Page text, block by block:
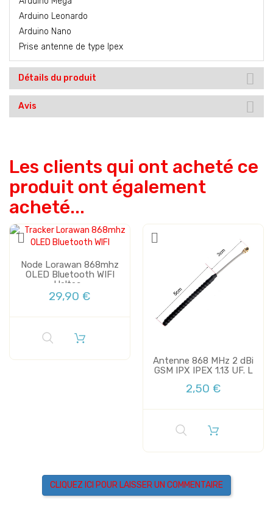
Arduino Leonardo
Arduino Nano
Prise antenne de type Ipex
Détails du produit
Avis
Les clients qui ont acheté ce
produit ont également
acheté...
Vente
Node Lorawan 868mhz
OLED Bluetooth WIFI
Heltec...
29,90 €
Antenne 868 MHz 2 dBi
GSM IPX IPEX 1.13 UF. L
2,50 €
CLIQUEZ ICI POUR LAISSER UN COMMENTAIRE